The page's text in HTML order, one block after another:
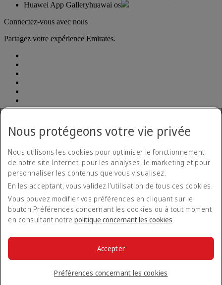
Huawei App Galleryhuawai os
Connectez-vous avec nous
Partagez votre expérience Emirates.
Déclaration d'accessibilité
Plan d’accessibilité et procédure pour les commentaires 2026-
2026-2029 Opens an external link in a new tab
Formulaire de retour concernant l’accessibilité
Nous contacter
Politique de confidentialité
Conditions générales
Politique en matière de cookies
Cyber-sécurité
Déclaration de transparence vis-à-vis de la loi sur l’esclavage
moderne
Règlement sur la protection des passagers aériens
© 2026 The Emirates Group. Tous droits réservés.
Nous protégeons votre vie privée
Nous utilisons les cookies pour optimiser le fonctionnement
de notre site Internet, pour les analyses, le marketing et pour
personnaliser les contenus que vous visualisez.
En les acceptant, vous validez l’utilisation de tous ces cookies.
Vous pouvez modifier vos préférences en cliquant sur le
bouton Préférences concernant les cookies ou à tout moment
en consultant notrepolitique concernant les cookies.
Préférences concernant les cookies
Accepter